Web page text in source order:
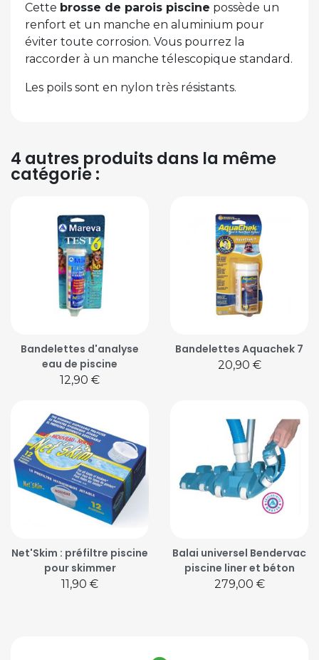
Cette brosse de parois piscine possède un
renfort et un manche en aluminium pour
éviter toute corrosion. Vous pourrez la
raccorder à un manche télescopique standard.
Les poils sont en nylon très résistants.
4 autres produits dans la même
catégorie :
Bandelettes d'analyse
eau de piscine
Prix
12,90 €
Bandelettes Aquachek 7
Prix
20,90 €
Net'Skim : préfiltre piscine
pour skimmer
Prix
11,90 €
Balai universel Bendervac
piscine liner et béton
Prix
279,00 €